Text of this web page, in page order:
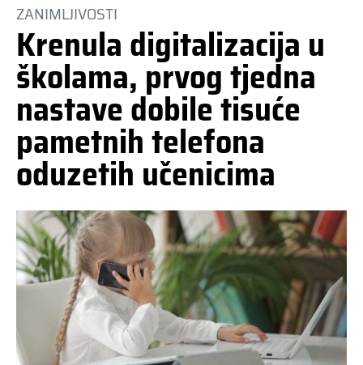
ZANIMLJIVOSTI
Krenula digitalizacija u
školama, prvog tjedna
nastave dobile tisuće
pametnih telefona
oduzetih učenicima